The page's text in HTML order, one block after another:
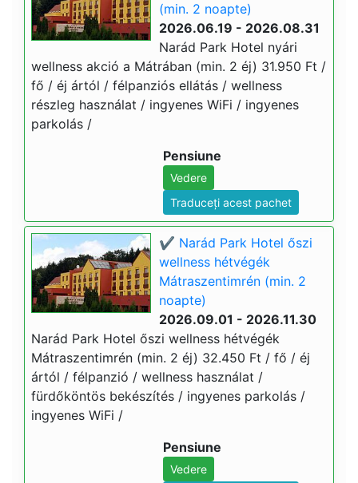
(min. 2 noapte)
2026.06.19 - 2026.08.31
Narád Park Hotel nyári
wellness akció a Mátrában (min. 2 éj) 31.950 Ft /
fő / éj ártól / félpanziós ellátás / wellness
részleg használat / ingyenes WiFi / ingyenes
parkolás /
Pensiune
Vedere
Traduceți acest pachet
✔️ Narád Park Hotel őszi
wellness hétvégék
Mátraszentimrén (min. 2
noapte)
2026.09.01 - 2026.11.30
Narád Park Hotel őszi wellness hétvégék
Mátraszentimrén (min. 2 éj) 32.450 Ft / fő / éj
ártól / félpanzió / wellness használat /
fürdőköntös bekészítés / ingyenes parkolás /
ingyenes WiFi /
Pensiune
Vedere